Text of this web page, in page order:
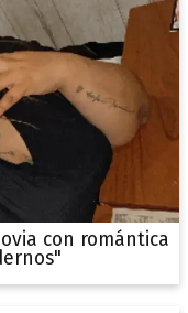
con romántica